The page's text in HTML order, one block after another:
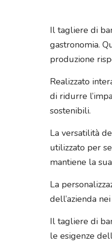
Il tagliere di
gastronomia.
produzione
Realizzato
di ridurre
sostenibili.
La versatilità
utilizzato per
mantiene la
La
dell’azienda
Il tagliere di
le esigenze